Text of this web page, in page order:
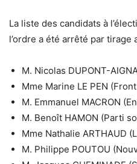
La liste des candidats à
l’ordre a été arrêté par tirage
M. Nicolas DUPONT-
Mme Marine LE PEN
M. Emmanuel MACRON
M. Benoît HAMON (Parti
Mme Nathalie ARTHAUD
M. Philippe POUTOU